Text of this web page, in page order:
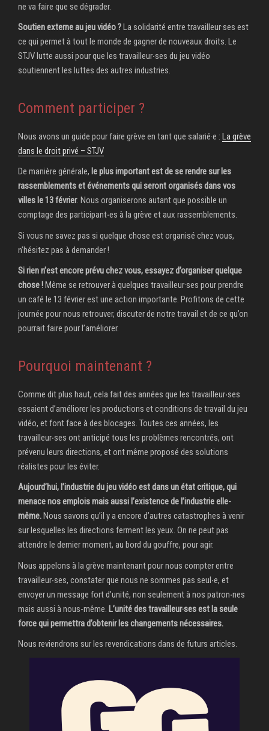
ne va faire que se dégrader.
Soutien externe au jeu vidéo ?La solidarité entre travailleur·ses est
ce qui permet à tout le monde de gagner de nouveaux droits. Le
STJV lutte aussi pour que les travailleur‧ses du jeu vidéo
soutiennent les luttes des autres industries.
Comment participer ?
Nous avons un guide pour faire grève en tant que salarié·e : La grève
dans le droit privé – STJV
De manière générale, le plus important est de se rendre sur les
rassemblements et événements qui seront organisés dans vos
villes le 13 février. Nous organiserons autant que possible un
comptage des participant‧es à la grève et aux rassemblements.
Si vous ne savez pas si quelque chose est organisé chez vous,
n’hésitez pas à demander !
Si rien n’est encore prévu chez vous, essayez d’organiser quelque
chose !Même se retrouver à quelques travailleur·ses pour prendre
un café le 13 février est une action importante. Profitons de cette
journée pour nous retrouver, discuter de notre travail et de ce qu’on
pourrait faire pour l’améliorer.
Pourquoi maintenant ?
Comme dit plus haut, cela fait des années que les travailleur‧ses
essaient d’améliorer les productions et conditions de travail du jeu
vidéo, et font face à des blocages. Toutes ces années, les
travailleur‧ses ont anticipé tous les problèmes rencontrés, ont
prévenu leurs directions, et ont même proposé des solutions
réalistes pour les éviter.
Aujourd’hui, l’industrie du jeu vidéo est dans un état critique, qui
menace nos emplois mais aussi l’existence de l’industrie elle-
même.Nous savons qu’il y a encore d’autres catastrophes à venir
sur lesquelles les directions ferment les yeux. On ne peut pas
attendre le dernier moment, au bord du gouffre, pour agir.
Nous appelons à la grève maintenant pour nous compter entre
travailleur‧ses, constater que nous ne sommes pas seul‧e, et
envoyer un message fort d’unité, non seulement à nos patron‧nes
mais aussi à nous-même. L’unité des travailleur‧ses est la seule
force qui permettra d’obtenir les changements nécessaires.
Nous reviendrons sur les revendications dans de futurs articles.